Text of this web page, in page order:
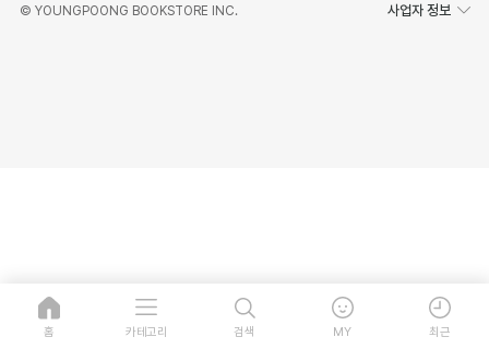
© YOUNGPOONG BOOKSTORE INC. 사업자 정보
홈 카테고리 검색 MY 최근